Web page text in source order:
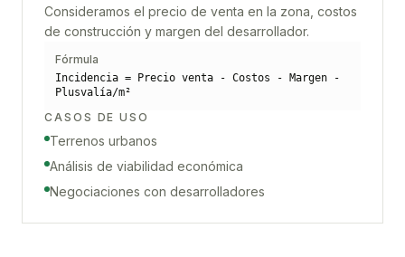
Consideramos el precio de venta en la zona, costos
de construcción y margen del desarrollador.
Fórmula
Incidencia = Precio venta - Costos - Margen -
Plusvalía/m²
CASOS DE USO
Terrenos urbanos
Análisis de viabilidad económica
Negociaciones con desarrolladores